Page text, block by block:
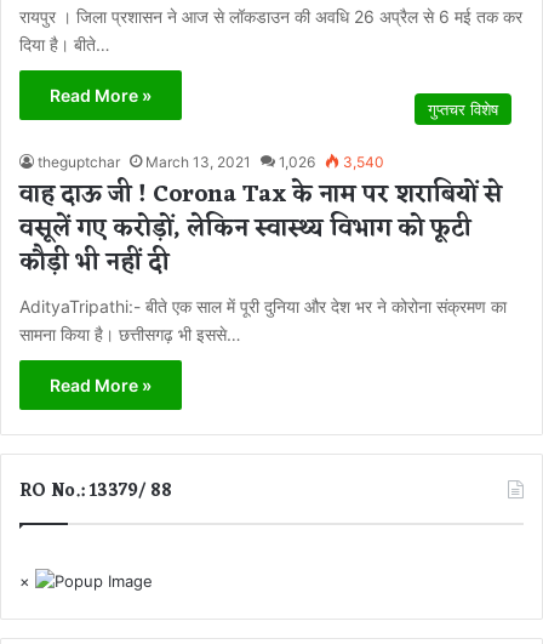
रायपुर । जिला प्रशासन ने आज से लॉकडाउन की अवधि 26 अप्रैल से 6 मई तक कर
दिया है। बीते…
Read More »
गुप्तचर विशेष
theguptchar March 13, 2021 1,026 3,540
वाह दाऊ जी ! Corona Tax के नाम पर शराबियों से
वसूलें गए करोड़ों, लेकिन स्वास्थ्य विभाग को फूटी
कौड़ी भी नहीं दी
AdityaTripathi:- बीते एक साल में पूरी दुनिया और देश भर ने कोरोना संक्रमण का
सामना किया है। छत्तीसगढ़ भी इससे…
Read More »
RO No.: 13379/ 88
×